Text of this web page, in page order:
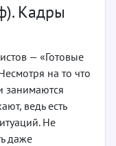
Кадры
— «Готовые
на то что
занимаются
ведь есть
Не
даже